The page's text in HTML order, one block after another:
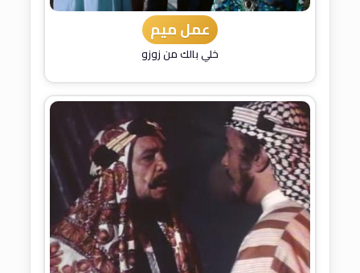
عمل ميم
خلي بالك من زوزو